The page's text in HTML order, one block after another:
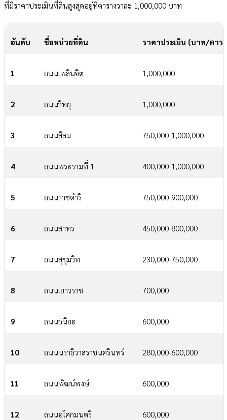
ที่มีราคาประเมินที่ดินสูงสุดอยู่ที่ตารางวาละ 1,000,000 บาท
อันดับ ชื่อหน่วยที่ดิน ราคาประเมิน (บาท/ตาร
1 ถนนเพลินจิต 1,000,000
2 ถนนวิทยุ 1,000,000
3 ถนนสีลม 750,000-1,000,000
4 ถนนพระรามที่ 1 400,000-1,000,000
5 ถนนราชดำริ 750,000-900,000
6 ถนนสาทร 450,000-800,000
7 ถนนสุขุมวิท 230,000-750,000
8 ถนนเยาวราช 700,000
9 ถนนธนิยะ 600,000
10 ถนนนราธิวาสราชนครินทร์ 280,000-600,000
11 ถนนพัฒน์พงษ์ 600,000
12 ถนนอโศกมนตรี 600,000